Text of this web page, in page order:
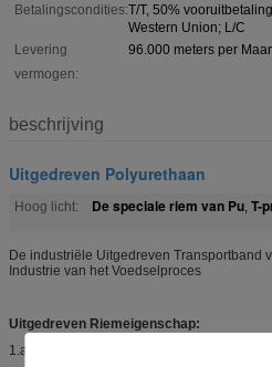
Betalingscondities:T/T, 50%
Western Union; L/C
Levering
vermogen:
96.000 meters per
beschrijving
Uitgedreven Polyurethaan
Hoog licht: De speciale riem van Pu, T-
De industriële Uitgedreven Transportband
Industrie van het Voedselproces
Uitgedreven Riemeigenschap:
1.anti-olie,